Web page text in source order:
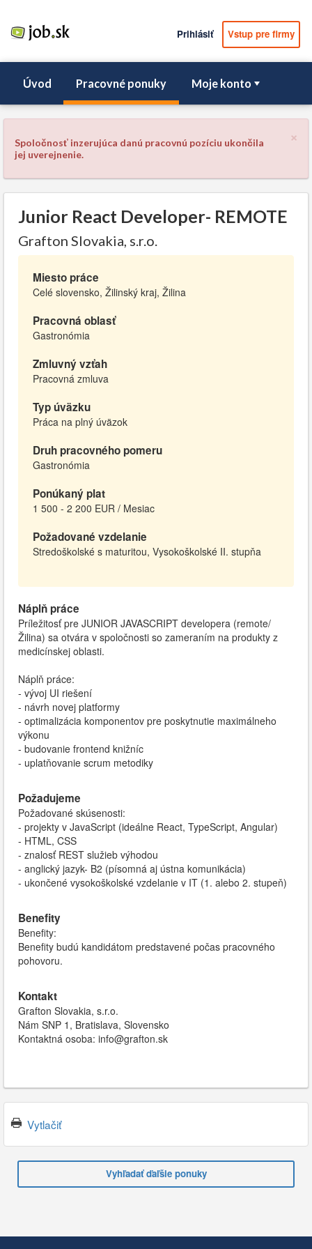
Prihlásiť Vstup pre firmy
Úvod Pracovné ponuky Moje konto
×
Spoločnosť inzerujúca danú pracovnú pozíciu ukončila
jej uverejnenie.
Junior React Developer- REMOTE
Grafton Slovakia, s.r.o.
Miesto práce
Celé slovensko, Žilinský kraj, Žilina
Pracovná oblasť
Gastronómia
Zmluvný vzťah
Pracovná zmluva
Typ úväzku
Práca na plný úväzok
Druh pracovného pomeru
Gastronómia
Ponúkaný plat
1 500 - 2 200 EUR / Mesiac
Požadované vzdelanie
Stredoškolské s maturitou, Vysokoškolské II. stupňa
Náplň práce
Príležitosť pre JUNIOR JAVASCRIPT developera (remote/
Žilina) sa otvára v spoločnosti so zameraním na produkty z
medicínskej oblasti.
Náplň práce:
- vývoj UI riešení
- návrh novej platformy
- optimalizácia komponentov pre poskytnutie maximálneho
výkonu
- budovanie frontend knižníc
- uplatňovanie scrum metodiky
Požadujeme
Požadované skúsenosti:
- projekty v JavaScript (ideálne React, TypeScript, Angular)
- HTML, CSS
- znalosť REST služieb výhodou
- anglický jazyk- B2 (písomná aj ústna komunikácia)
- ukončené vysokoškolské vzdelanie v IT (1. alebo 2. stupeň)
Benefity
Benefity:
Benefity budú kandidátom predstavené počas pracovného
pohovoru.
Kontakt
Grafton Slovakia, s.r.o.
Nám SNP 1, Bratislava, Slovensko
Kontaktná osoba: info@grafton.sk
Vytlačiť
Vyhľadať ďaľšie ponuky